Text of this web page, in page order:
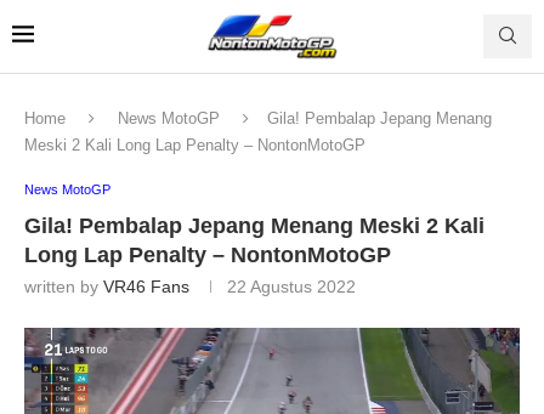
Home News MotoGP
Gila! Pembalap Jepang Menang
Meski 2 Kali Long Lap Penalty – NontonMotoGP
News MotoGP
Gila! Pembalap Jepang Menang Meski 2 Kali
Long Lap Penalty – NontonMotoGP
written by VR46 Fans 22 Agustus 2022